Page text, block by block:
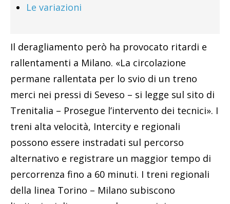
Le variazioni
Il deragliamento però ha provocato ritardi e
rallentamenti a Milano. «La circolazione
permane rallentata per lo svio di un treno
merci nei pressi di Seveso – si legge sul sito di
Trenitalia – Prosegue l’intervento dei tecnici». I
treni alta velocità, Intercity e regionali
possono essere instradati sul percorso
alternativo e registrare un maggior tempo di
percorrenza fino a 60 minuti. I treni regionali
della linea Torino – Milano subiscono